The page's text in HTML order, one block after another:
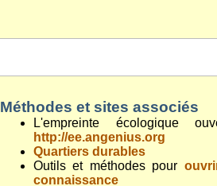
Méthodes et sites associés
L'empreinte écologique
http://ee.angenius.org
Quartiers durables
Outils et méthodes pour
connaissance